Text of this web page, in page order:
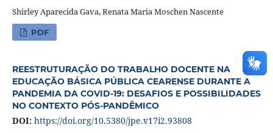
Shirley Aparecida Gava, Renata Maria Moschen Nascente
PDF
REESTRUTURAÇÃO DO TRABALHO DOCENTE NA
EDUCAÇÃO BÁSICA PÚBLICA CEARENSE DURANTE A
PANDEMIA DA COVID-19: DESAFIOS E POSSIBILIDADES
NO CONTEXTO PÓS-PANDÊMICO
DOI: https://doi.org/10.5380/jpe.v17i2.93808